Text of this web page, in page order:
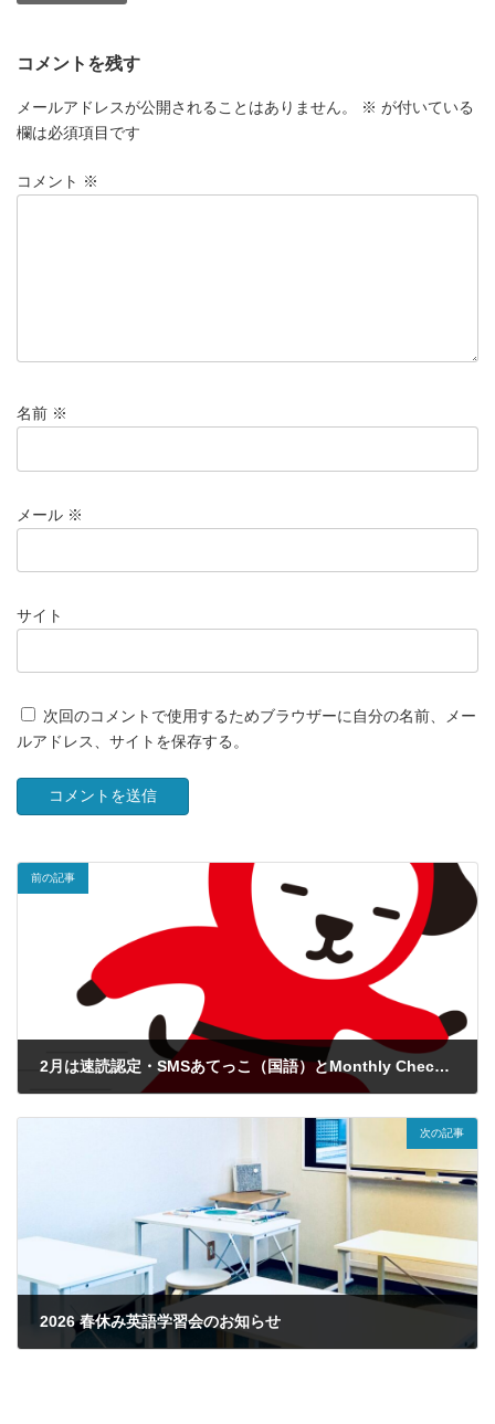
コメントを残す
メールアドレスが公開されることはありません。 ※ が付いている
欄は必須項目です
コメント ※
名前 ※
メール ※
サイト
次回のコメントで使用するためブラウザーに自分の名前、メー
ルアドレス、サイトを保存する。
前の記事
2月は速読認定・SMSあてっこ（国語）とMonthly Check（英語）
次の記事
2026 春休み英語学習会のお知らせ